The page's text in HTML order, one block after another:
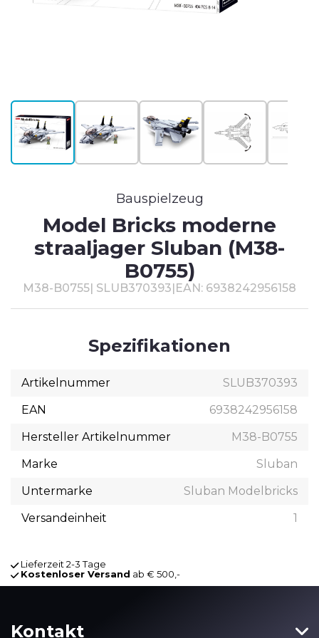
Bauspielzeug
Model Bricks moderne
straaljager Sluban (M38-
B0755)
M38-B0755| SLUB370393|EAN: 6938242956158
Spezifikationen
Artikelnummer
SLUB370393
EAN
6938242956158
Hersteller Artikelnummer
M38-B0755
Marke
Sluban
Untermarke
Sluban Modelbricks
Versandeinheit
1
Lieferzeit 2-3 Tage
Kostenloser Versand ab € 500,-
Kontakt